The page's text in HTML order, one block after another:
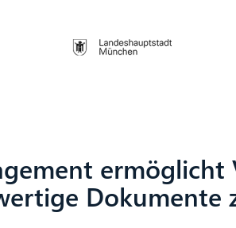
Dokumente